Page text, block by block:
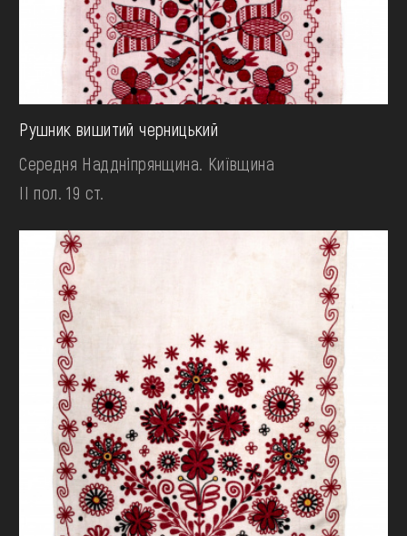
Рушник вишитий черницький
Середня Наддніпрянщина. Київщина
II пол. 19 ст.